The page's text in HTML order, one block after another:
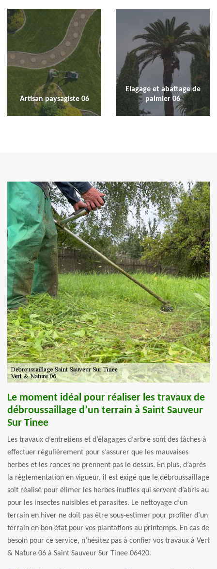
Artisan paysagiste 06
Elagage et abattage de
palmier 06
Le moment idéal pour réaliser les travaux de
débroussaillage d’un terrain à Saint Sauveur
Sur Tinee
Les travaux d’entretiens et d’élagages d’arbre sont des tâches à
effectuer régulièrement pour s’assurer que les mauvaises
herbes et les ronces ne prennent pas le dessus. En plus, d’après
la règlementation en vigueur, il est exigé que le débroussaillage
soit réalisé pour élimer les herbes inutiles qui servent d’abris au
pour les insectes nuisibles et parasites. Le nettoyage d’un
terrain en hiver ne doit pas être sous-estimer pour profiter d’un
terrain en bon état pour vos plantations au printemps. En cas de
besoin pour ce service, n’hésitez pas à confier vos travaux à Vert
& Nature 06 à Saint Sauveur Sur Tinee 06420.